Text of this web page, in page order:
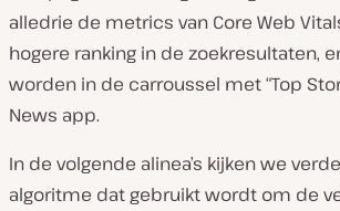
alledrie de metrics van Core Web
hogere ranking in de zoekresultaten,
worden in de carroussel met “Top
News app.
In de volgende alinea’s kijken we
algoritme dat gebruikt wordt om de